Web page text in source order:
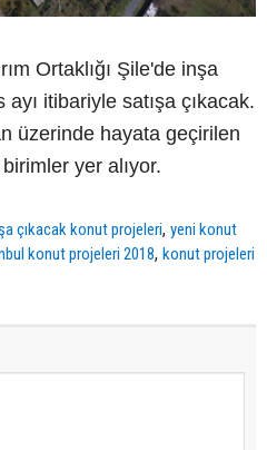
Ortaklığı Şile'de inşa
itibariyle satışa çıkacak.
üzerinde hayata geçirilen
yer alıyor.
çıkacak konut projeleri,yeni konut
konut projeleri 2018, konut projeleri